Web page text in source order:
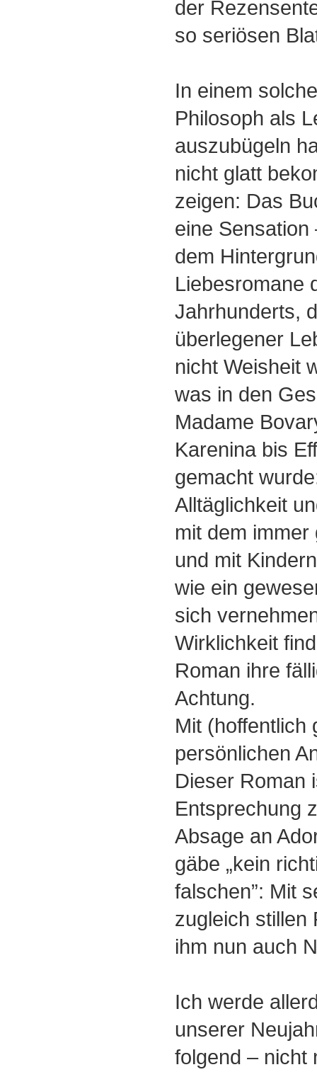
der
so seriösen
In einem
Philosoph als
auszubügeln
nicht glatt
zeigen: Das
eine
dem
Liebesromane
Jahrhunderts,
überlegener
nicht Weisheit
was in den
Madame
Karenina bis
gemacht
Alltäglichkeit
mit dem
und mit
wie ein
sich
Wirklichkeit
Roman ihre
Achtung.
Mit (hoffentlich
persönlichen
Dieser Roman
Entsprechung
Absage an
gäbe „kein
falschen”: Mit
zugleich stillen
ihm nun auch
Ich werde
unserer
folgend ‒ nicht